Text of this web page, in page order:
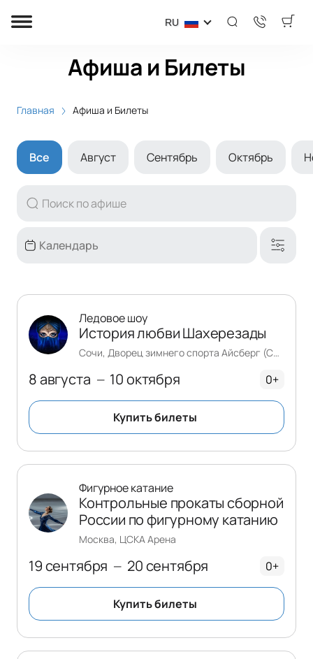
RU
Афиша и Билеты
Главная Афиша и Билеты
Все Август Сентябрь Октябрь
8 августа — 10 октября
Ледовое шоу
История любви Шахерезады
Сочи, Дворец зимнего спорта Айсберг (Сочи)
0+
Купить билеты
19 сентября — 20 сентября
Фигурное катание
Контрольные прокаты сборной
России по фигурному катанию
Москва, ЦСКА Арена
0+
Купить билеты